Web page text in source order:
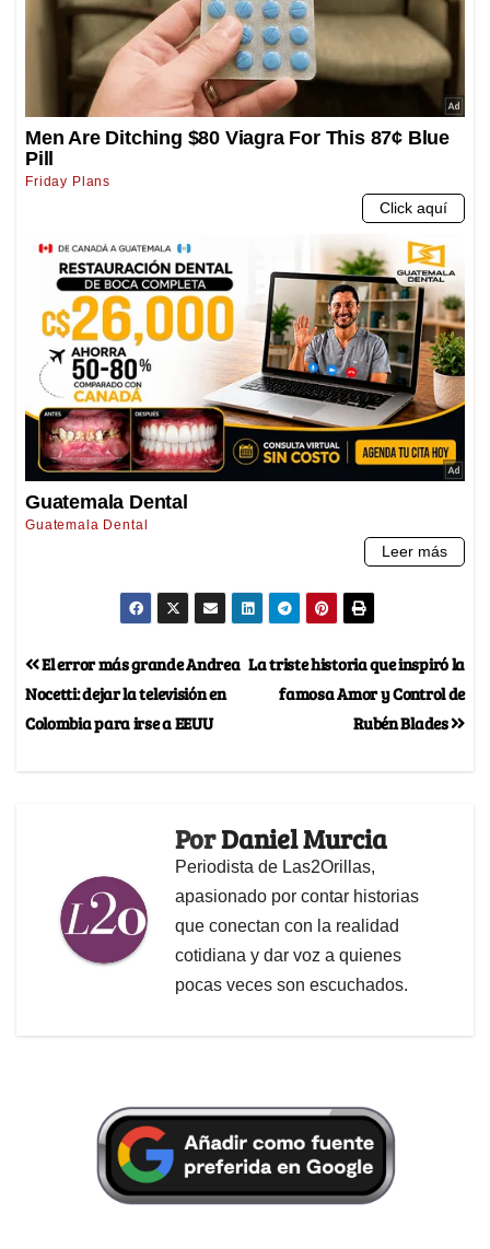
La triste historia que inspiró la
famosa Amor y Control de
Rubén Blades
El error más grande Andrea
Nocetti: dejar la televisión en
Colombia para irse a EEUU
PorDaniel Murcia
Periodista de Las2Orillas,
apasionado por contar historias
que conectan con la realidad
cotidiana y dar voz a quienes
pocas veces son escuchados.